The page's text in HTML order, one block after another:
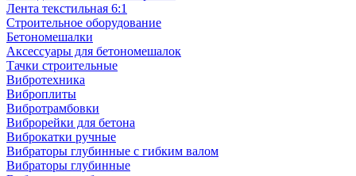
Лента текстильная 6:1
Строительное оборудование
Бетономешалки
Аксессуары для бетономешалок
Тачки строительные
Вибротехника
Виброплиты
Вибротрамбовки
Виброрейки для бетона
Виброкатки ручные
Вибраторы глубинные с гибким валом
Вибраторы глубинные